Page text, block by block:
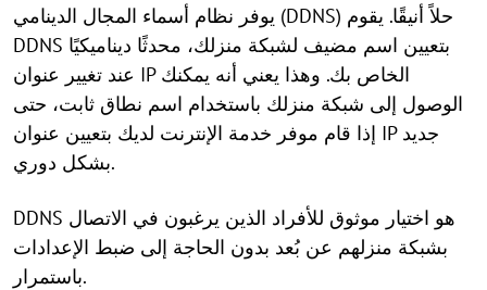
يوفر نظام أسماء المجال الدينامي (DDNS) حلاً أنيقًا. يقوم
DDNS بتعيين اسم مضيف لشبكة منزلك، محدثًا ديناميكيًا
عند تغيير عنوان IP الخاص بك. وهذا يعني أنه يمكنك
الوصول إلى شبكة منزلك باستخدام اسم نطاق ثابت، حتى
إذا قام موفر خدمة الإنترنت لديك بتعيين عنوان IP جديد
بشكل دوري.
DDNS هو اختيار موثوق للأفراد الذين يرغبون في الاتصال
بشبكة منزلهم عن بُعد بدون الحاجة إلى ضبط الإعدادات
باستمرار.